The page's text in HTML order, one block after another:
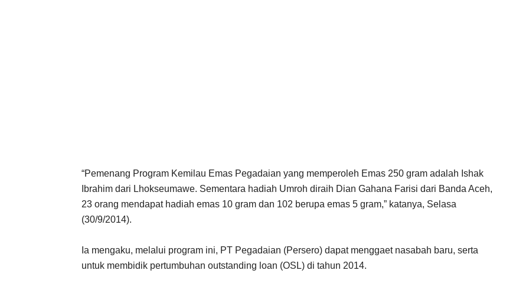
“Pemenang Program Kemilau Emas Pegadaian yang memperoleh Emas 250 gram adalah Ishak
Ibrahim dari Lhokseumawe. Sementara hadiah Umroh diraih Dian Gahana Farisi dari Banda Aceh,
23 orang mendapat hadiah emas 10 gram dan 102 berupa emas 5 gram,” katanya, Selasa
(30/9/2014).
Ia mengaku, melalui program ini, PT Pegadaian (Persero) dapat menggaet nasabah baru, serta
untuk membidik pertumbuhan outstanding loan (OSL) di tahun 2014.